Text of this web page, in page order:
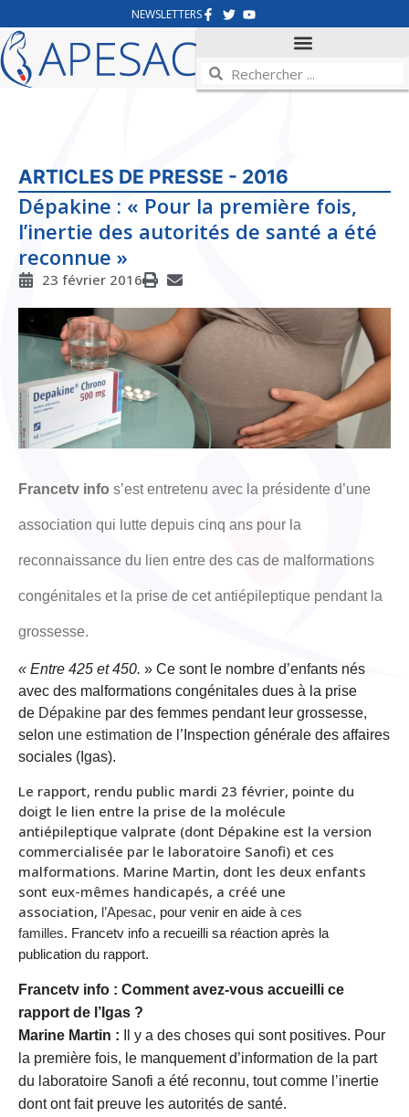
NEWSLETTERS
ARTICLES DE PRESSE - 2016
Dépakine : « Pour la première fois,
l’inertie des autorités de santé a été
reconnue »
23 février 2016
Francetv info s’est entretenu avec la présidente d’une
association qui lutte depuis cinq ans pour la
reconnaissance du lien entre des cas de malformations
congénitales et la prise de cet antiépileptique pendant la
grossesse.
« Entre 425 et 450. » Ce sont le nombre d’enfants nés
avec des malformations congénitales dues à la prise
de Dépakine par des femmes pendant leur grossesse,
selon une estimation de l’Inspection générale des affaires
sociales (Igas).
Le rapport, rendu public mardi 23 février, pointe du
doigt le lien entre la prise de la molécule
antiépileptique valprate (dont Dépakine est la version
commercialisée par le laboratoire Sanofi) et ces
malformations. Marine Martin, dont les deux enfants
sont eux-mêmes handicapés, a créé une
association, l’Apesac, pour venir en aide à ces
familles. Francetv info a recueilli sa réaction après la
publication du rapport.
Francetv info : Comment avez-vous accueilli ce
rapport de l’Igas ?
Marine Martin : Il y a des choses qui sont positives. Pour
la première fois, le manquement d’information de la part
du laboratoire Sanofi a été reconnu, tout comme l’inertie
dont ont fait preuve les autorités de santé.